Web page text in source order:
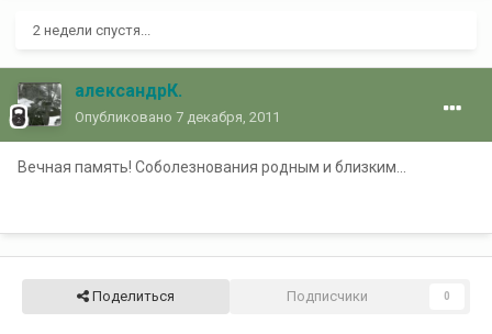
2 недели спустя...
александрК.
Опубликовано 7 декабря, 2011
Вечная память! Соболезнования родным и близким...
Поделиться Подписчики 0